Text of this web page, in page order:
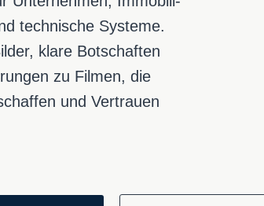
tech­ni­sche Sys­te­me.
kla­re Bot­schaf­ten
zu Fil­men, die
und Ver­trau­en